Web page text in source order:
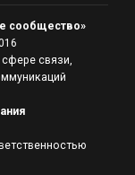
сообщество»
связи,